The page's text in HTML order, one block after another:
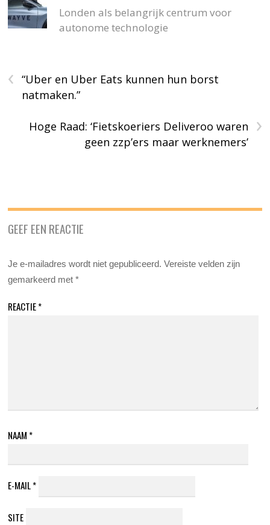
Londen als belangrijk centrum voor
autonome technologie
‹
“Uber en Uber Eats kunnen hun borst
natmaken.”
›
Hoge Raad: ‘Fietskoeriers Deliveroo waren
geen zzp’ers maar werknemers’
GEEF EEN REACTIE
Je e-mailadres wordt niet gepubliceerd. Vereiste velden zijn
gemarkeerd met*
REACTIE*
NAAM *
E-MAIL*
SITE